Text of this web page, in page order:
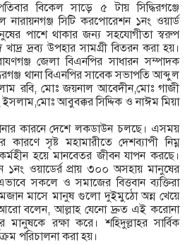
বিকেল সাড়ে ৫ টায় সিদ্ধিরগঞ্জে
নারায়নগঞ্জ সিটি করপোরেশন ১নং ওয়ার্ড
পাশে থাকার জন্য সহযোগীতা স্বরুপ
দ্রব্য উপহার সামগ্রী বিতরন করা হয়।
জেলা বিএনপির সাধারন সম্পাদক
থানা বিএনপির সাবেক সভাপতি আব্দুল
রবি, মোঃ জয়নাল আবেদীন,মোঃ গাজী
ইসলাম,মোঃ আবুবক্কর সিদ্দিক ও নাঈম মিয়া
কারনে দেশে লকডাউন চলছে। এসময়
কারণে সৃষ্ট মহামারীতে দেশব্যাপী নিম্ন
হয়ে মানবেতর জীবন যাপন করছে।
১নং ওয়াডের্র প্রায় ৩০০ অসহায় মানুষের
সকলে ও সমাজের বিত্তবান ব্যক্তিরা
মাসে মানুষ গুলো দুইমুঠো অন্ন খেয়ে
আরো বলেন, আল্লাহ যেনো দ্রুত এই করোনা
মানুষকে রক্ষা করে। শহিদুল্লাহর সার্বিক
পরিচালনা করা হয়।